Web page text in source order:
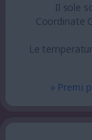
Il sole
Coordinate
Le
» Premi